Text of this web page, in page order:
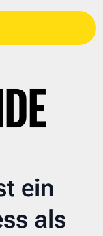
ein
als